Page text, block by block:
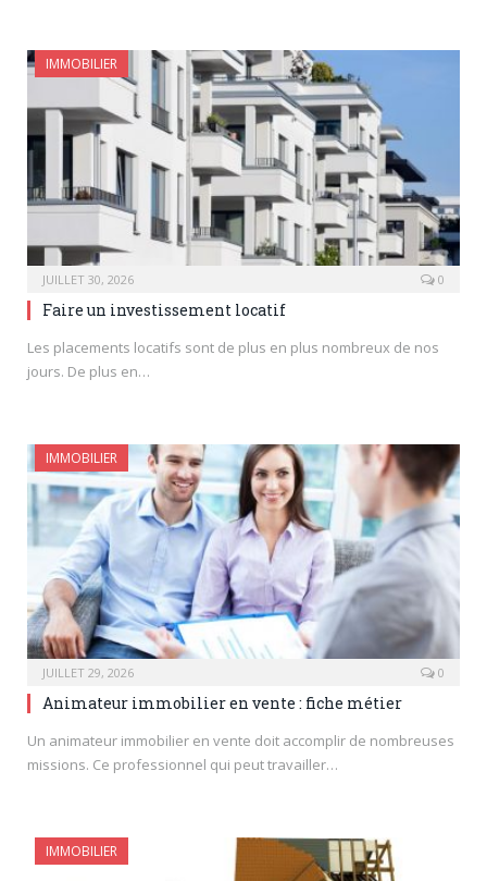
IMMOBILIER
JUILLET 30, 2026 0
Faire un investissement locatif
Les placements locatifs sont de plus en plus nombreux de nos
jours. De plus en…
IMMOBILIER
JUILLET 29, 2026 0
Animateur immobilier en vente : fiche métier
Un animateur immobilier en vente doit accomplir de nombreuses
missions. Ce professionnel qui peut travailler…
IMMOBILIER